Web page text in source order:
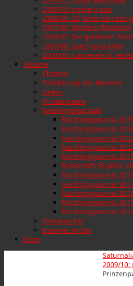
2009/10: mystery tour
2008/09: 22 Jahre narrisch
2007/08: Western Fantasies
2006/07: Die goldenen
2005/06: Saturnalia Ahoi!
2004/05: Carnevale di
Historie
Chronik
Entstehung des Namens
Orden
Prinzenpaare
Faschingsjournale
Faschingsjournal
Faschingsjournal
Faschingsjournal
Faschingsjournal
Faschingsjournal
Festschrift 33 Jahre
Faschingsjournal
Faschingsjournal
Faschingsjournal
Faschingsjournal
Faschingsjournal
Pressearchiv
Internes Archiv
Shop
2009/